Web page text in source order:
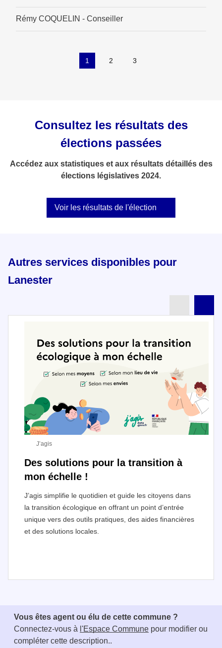
Rémy COQUELIN - Conseiller
1 2 3
Consultez les résultats des
élections passées
Accédez aux statistiques et aux résultats détaillés des
élections législatives 2024.
Voir les résultats de l'élection
Autres services disponibles pour
Lanester
Des solutions pour la transition à
mon échelle !
J’agis simplifie le quotidien et guide les citoyens dans
la transition écologique en offrant un point d’entrée
unique vers des outils pratiques, des aides financières
et des solutions locales.
J’agis
Vous êtes agent ou élu de cette commune ?
Connectez-vous à l'Espace Commune pour modifier ou
compléter cette description..